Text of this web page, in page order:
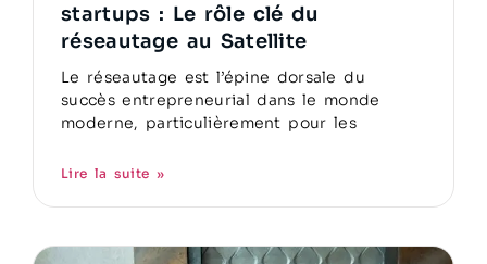
startups : Le rôle clé du
réseautage au Satellite
Le réseautage est l’épine dorsale du
succès entrepreneurial dans le monde
moderne, particulièrement pour les
Lire la suite »